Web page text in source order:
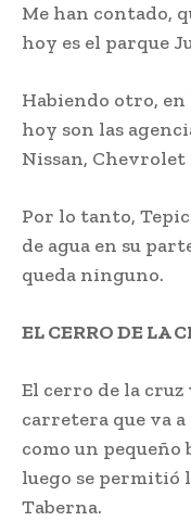
Me han contado,
hoy es el parque
Habiendo otro, en
hoy son las
Nissan, Chevrolet
Por lo tanto,
de agua en su
queda ninguno.
EL CERRO DE LA
El cerro de la
carretera que va
como un pequeño
luego se permitió
Taberna.